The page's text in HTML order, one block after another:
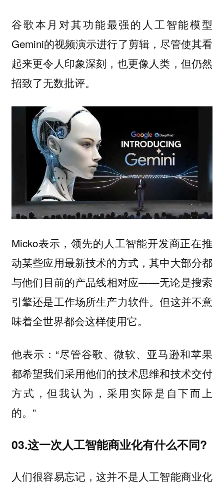
谷歌本月对其功能最强的人工智能模型
Gemini的视频演示进行了剪辑，尽管使其看
起来更令人印象深刻，也更像人类，但仍然
招致了无数批评。
Micko表示，领先的人工智能开发商正在推
动某些应用最新技术的方式，其中大部分都
与他们目前的产品线相对应——无论是搜索
引擎还是工作场所生产力软件。但这并不意
味着全世界都会这样使用它。
他表示：“尽管谷歌、微软、亚马逊和苹果
都希望我们采用他们的技术思维和技术交付
方式，但我认为， 采用实际是自下而上
的。”
03.这一次人工智能商业化有什么不同?
人们很容易忘记，这并不是人工智能商业化